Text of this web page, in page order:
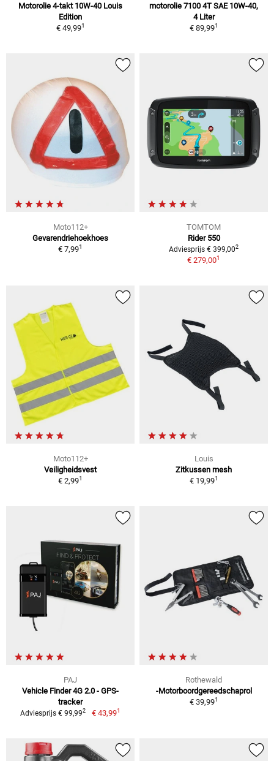
Motorolie 4-takt 10W-40 Louis
Edition
€ 49,991
motorolie 7100 4T SAE 10W-40,
4 Liter
€ 89,991
Moto112+
Gevarendriehoekhoes
€ 7,991
TOMTOM
Rider 550
Adviesprijs € 399,002
€ 279,001
Moto112+
Veiligheidsvest
€ 2,991
Louis
Zitkussen mesh
€ 19,991
PAJ
Vehicle Finder 4G 2.0 - GPS-
tracker
Adviesprijs € 99,992 € 43,991
Rothewald
-Motorboordgereedschaprol
€ 39,991